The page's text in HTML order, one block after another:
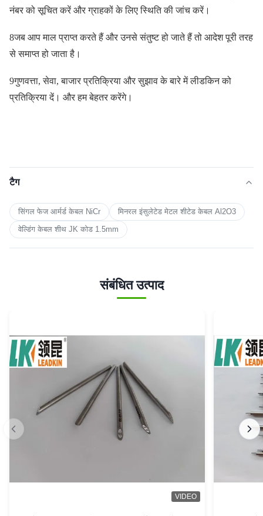
नंबर को सूचित करें और ग्राहकों के लिए स्थिति की जांच करें।
8जब आप माल प्राप्त करते हैं और उनसे संतुष्ट हो जाते हैं तो आदेश पूरी तरह
से समाप्त हो जाता है।
9गुणवत्ता, सेवा, बाजार प्रतिक्रिया और सुझाव के बारे में लीडकिन को
प्रतिक्रिया दें। और हम बेहतर करेंगे।
टैग
सिंगल फेज आर्मर्ड केबल NiCr
मिनरल इंसुलेटेड मेटल शीटेड केबल Al2O3
वेल्डिंग केबल शीथ JK कोड 1.5mm
संबंधित उत्पाद
VIDEO